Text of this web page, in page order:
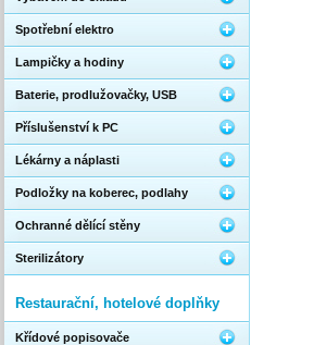
Spotřební elektro
Lampičky a hodiny
Baterie, prodlužovačky, USB
Příslušenství k PC
Lékárny a náplasti
Podložky na koberec, podlahy
Ochranné dělící stěny
Sterilizátory
Restaurační, hotelové doplňky
Křídové popisovače